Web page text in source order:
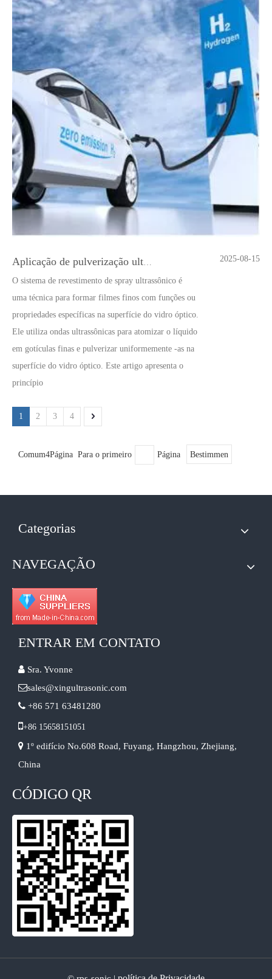
O sistema de revestimento de spray ultrassônico é
uma técnica para formar filmes finos com funções ou
propriedades específicas na superfície do vidro óptico.
Ele utiliza ondas ultrassônicas para atomizar o líquido
em gotículas finas e pulverizar uniformemente -as na
superfície do vidro óptico. Este artigo apresenta o
princípio
2025-08-15
1 2 3 4
Comum4Página Para o primeiro Página Bestimmen
Categorias
NAVEGAÇÃO
ENTRAR EM CONTATO
 Sra. Yvonne
sales@xingultrasonic.com
 +86 571 63481280
+86 15658151051
 1º edifício No.608 Road, Fuyang, Hangzhou, Zhejiang,
China
CÓDIGO QR